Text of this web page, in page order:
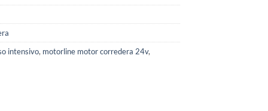
intensivo, motorline motor corredera 24v,